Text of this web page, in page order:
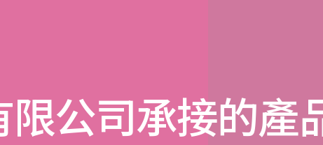
公司承接的產